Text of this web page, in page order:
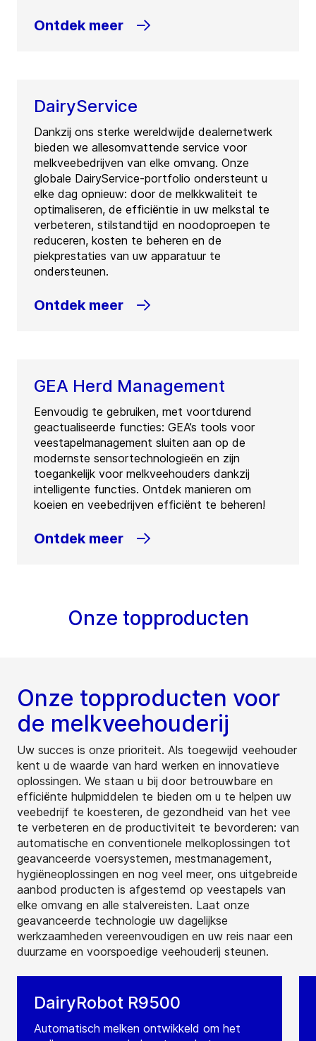
Ontdek meer
DairyService
Dankzij ons sterke wereldwijde dealernetwerk
bieden we allesomvattende service voor
melkveebedrijven van elke omvang. Onze
globale DairyService-portfolio ondersteunt u
elke dag opnieuw: door de melkkwaliteit te
optimaliseren, de efficiëntie in uw melkstal te
verbeteren, stilstandtijd en noodoproepen te
reduceren, kosten te beheren en de
piekprestaties van uw apparatuur te
ondersteunen.
Ontdek meer
GEA Herd Management
Eenvoudig te gebruiken, met voortdurend
geactualiseerde functies: GEA’s tools voor
veestapelmanagement sluiten aan op de
modernste sensortechnologieën en zijn
toegankelijk voor melkveehouders dankzij
intelligente functies. Ontdek manieren om
koeien en veebedrijven efficiënt te beheren!
Ontdek meer
Onze topproducten
Onze topproducten voor
de melkveehouderij
Uw succes is onze prioriteit. Als toegewijd veehouder
kent u de waarde van hard werken en innovatieve
oplossingen. We staan u bij door betrouwbare en
efficiënte hulpmiddelen te bieden om u te helpen uw
veebedrijf te koesteren, de gezondheid van het vee
te verbeteren en de productiviteit te bevorderen: van
automatische en conventionele melkoplossingen tot
geavanceerde voersystemen, mestmanagement,
hygiëneoplossingen en nog veel meer, ons uitgebreide
aanbod producten is afgestemd op veestapels van
elke omvang en alle stalvereisten. Laat onze
geavanceerde technologie uw dagelijkse
werkzaamheden vereenvoudigen en uw reis naar een
duurzame en voorspoedige veehouderij steunen.
DairyRobot R9500
Automatisch melken ontwikkeld om het